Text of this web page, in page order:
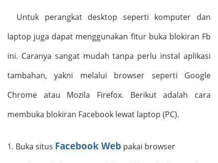
Untuk perangkat desktop seperti komputer dan
laptop juga dapat menggunakan fitur buka blokiran Fb
ini. Caranya sangat mudah tanpa perlu instal aplikasi
tambahan, yakni melalui browser seperti Google
Chrome atau Mozila Firefox. Berikut adalah cara
membuka blokiran Facebook lewat laptop (PC).
1. Buka situs Facebook Web pakai browser